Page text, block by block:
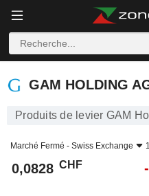
GAM HOLDING AG
GAM HOLDING
Produits de levier GAM
Marché Fermé - Swiss Exchange
0,0828 CHF